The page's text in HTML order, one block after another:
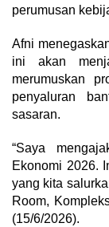
perumusan
Afni
ini akan
merumuskan
penyaluran
sasaran.
“Saya
Ekonomi 2026.
yang kita
Room,
(15/6/2026).